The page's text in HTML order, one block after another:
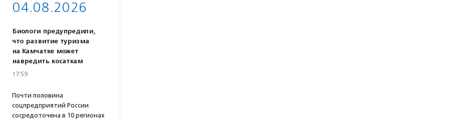
04.08.2026
Биологи предупредили,
что развитие туризма
на Камчатке может
навредить косаткам
17:59
Почти половина
соцпредприятий России
сосредоточена в 10 регионах